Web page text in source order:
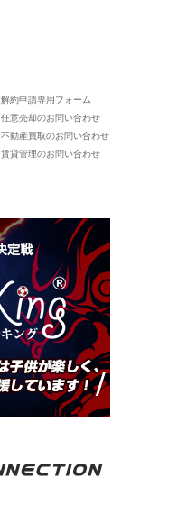
解約申請専用フォーム
任意売却のお問い合わせ
不動産買取のお問い合わせ
賃貸管理のお問い合わせ